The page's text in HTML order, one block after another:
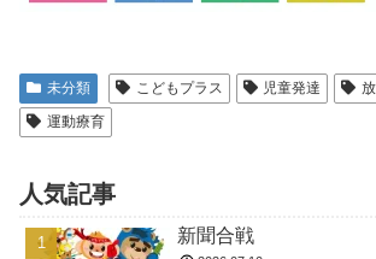
未分類 こどもプラス 児童発達
運動療育
人気記事
新聞合戦